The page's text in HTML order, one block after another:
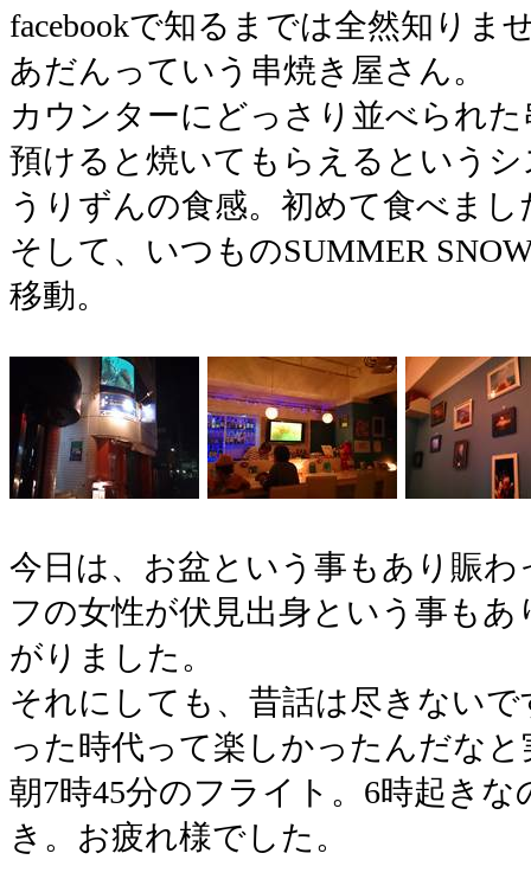
facebookで知るまでは全然知りま
あだんっていう串焼き屋さん。
カウンターにどっさり並べられ
預けると焼いてもらえるという
うりずんの食感。初めて食べまし
そして、いつものSUMMER
移動。
今日は、お盆という事もあり賑
フの女性が伏見出身という事もあ
がりました。
それにしても、昔話は尽きない
った時代って楽しかったんだな
朝7時45分のフライト。6時起き
き。お疲れ様でした。